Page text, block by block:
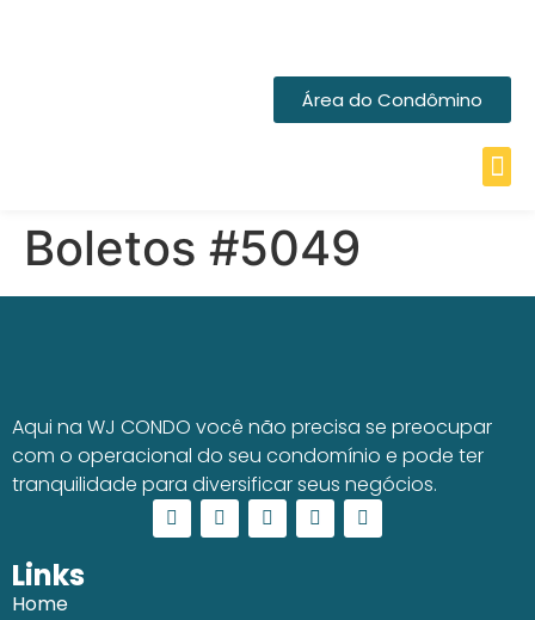
Área do Condômino
Boletos #5049
Aqui na WJ CONDO você não precisa se preocupar
com o operacional do seu condomínio e pode ter
tranquilidade para diversificar seus negócios.
Links
Home